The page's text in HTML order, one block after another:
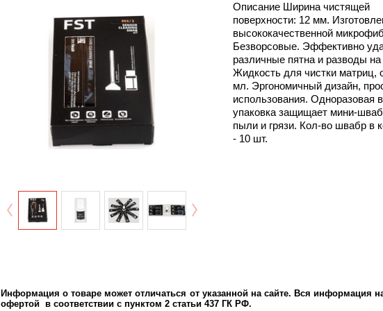
Описание Ширина чистящей
поверхности: 12 мм.
высококачественной
Безворсовые. Эффективно
различные пятна и разводы
Жидкость для чистки матриц,
мл. Эргономичный дизайн,
использования. Одноразовая
упаковка защищает мини-
пыли и грязи. Кол-во швабр в
- 10 шт.
Информация о товаре может отличаться от указанной на сайте. Вся информация
офертой в соответствии с пунктом 2 статьи 437 ГК РФ.